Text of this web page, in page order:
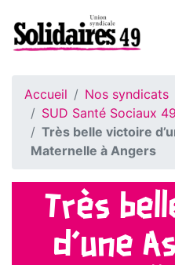
Accueil
Nos syndicats
SUD Santé Sociaux
Très belle victoire
Maternelle à Angers
Très
d’une